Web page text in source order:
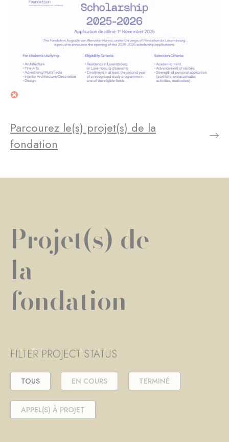
Parcourez le(s) projet(s) de la
fondation
Projet(s) de
la
fondation
FILTER PROJECT STATUS
TOUS EN COURS TERMINÉ
APPEL(S) À PROJET